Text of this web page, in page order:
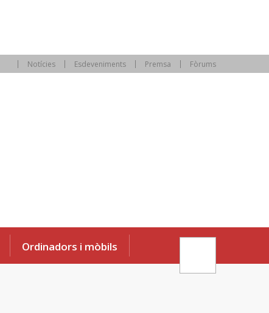
Notícies Esdeveniments Premsa Fòrums
Ordinadors i mòbils